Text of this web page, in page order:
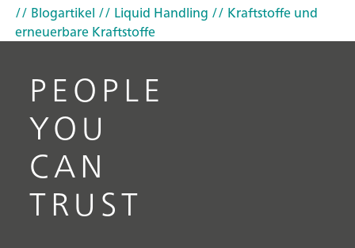
// Blogartikel // Liquid Handling // Kraftstoffe und
erneuerbare Kraftstoffe
PEOPLE
YOU
CAN
TRUST